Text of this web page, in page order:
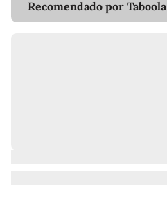
Recomendado por Taboola